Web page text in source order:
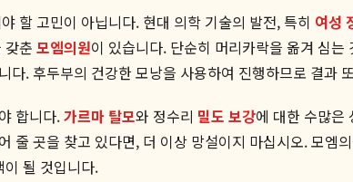
할 고민이 아닙니다. 현대 의학 기술의 발전, 특히 여성
갖춘 모엠의원이 있습니다. 단순히 머리카락을 옮겨 심
다. 후두부의 건강한 모낭을 사용하여 진행하므로 결과
합니다.가르마 탈모와 정수리 밀도 보강에 대한 수많은
줄 곳을 찾고 있다면, 더 이상 망설이지 마십시오. 모
될 것입니다.